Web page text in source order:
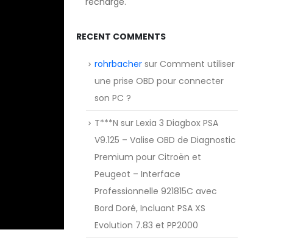
RECENT COMMENTS
rohrbacher sur Comment utiliser
une prise OBD pour connecter
son PC ?
T***N sur Lexia 3 Diagbox PSA
V9.125 – Valise OBD de Diagnostic
Premium pour Citroën et
Peugeot – Interface
Professionnelle 921815C avec
Bord Doré, Incluant PSA XS
Evolution 7.83 et PP2000